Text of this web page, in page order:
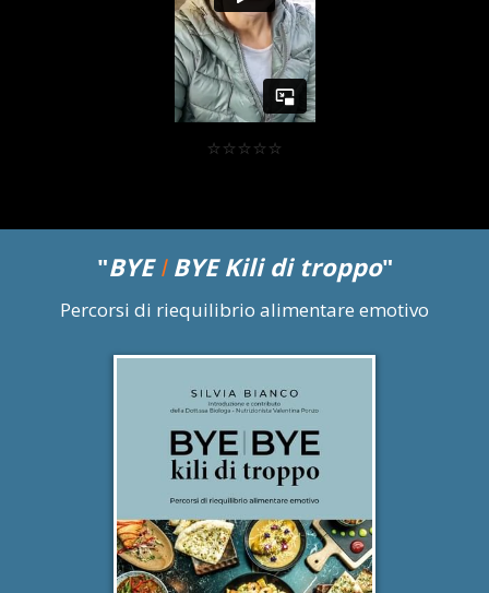
⭐⭐⭐⭐⭐
"BYEIBYE Kili di troppo"
Percorsi di riequilibrio alimentare emotivo